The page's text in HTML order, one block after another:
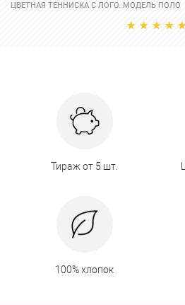
ЦВЕТНАЯ ТЕННИСКА С ЛОГО. МОДЕЛЬ ПОЛО
Тираж от 5 шт.
100% хлопок